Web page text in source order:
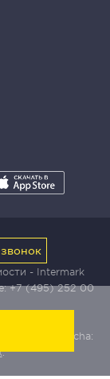
- Intermark
+7 (495) 252 00
SmartCaptcha:
.